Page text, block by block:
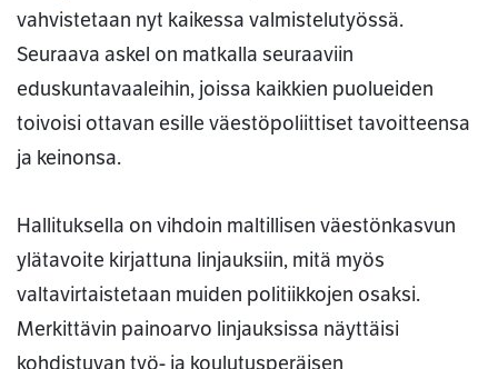
vahvistetaan nyt kaikessa valmistelutyössä.
Seuraava askel on matkalla seuraaviin
eduskuntavaaleihin, joissa kaikkien puolueiden
toivoisi ottavan esille väestöpoliittiset tavoitteensa
ja keinonsa.
Hallituksella on vihdoin maltillisen väestönkasvun
ylätavoite kirjattuna linjauksiin, mitä myös
valtavirtaistetaan muiden politiikkojen osaksi.
Merkittävin painoarvo linjauksissa näyttäisi
kohdistuvan työ- ja koulutusperäisen